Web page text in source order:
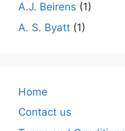
A.J. Beirens (1)
A. S. Byatt (1)
Home
Contact us